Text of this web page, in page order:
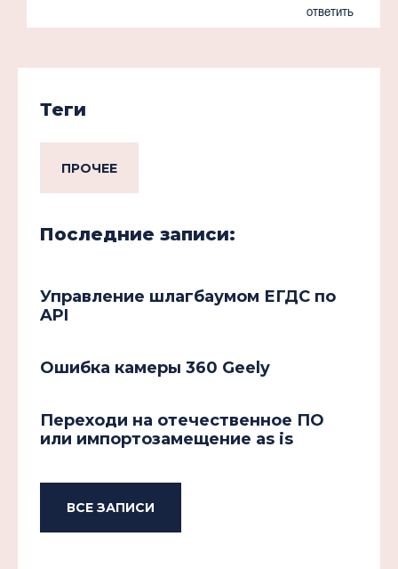
ответить
Теги
ПРОЧЕЕ
Последние записи:
Управление шлагбаумом ЕГДС по
API
Ошибка камеры 360 Geely
Переходи на отечественное ПО
или импортозамещение as is
ВСЕ ЗАПИСИ